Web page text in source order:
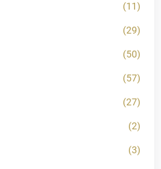
(11)
(29)
(50)
(57)
(27)
(2)
(3)